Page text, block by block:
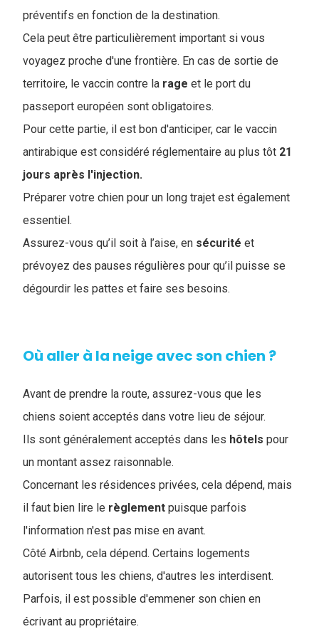
préventifs en fonction de la destination.
Cela peut être particulièrement important si vous
voyagez proche d'une frontière. En cas de sortie de
territoire, le vaccin contre la rage et le port du
passeport européen sont obligatoires.
Pour cette partie, il est bon d'anticiper, car le vaccin
antirabique est considéré réglementaire au plus tôt 21
jours après l'injection.
Préparer votre chien pour un long trajet est également
essentiel.
Assurez-vous qu’il soit à l’aise, en sécurité et
prévoyez des pauses régulières pour qu’il puisse se
dégourdir les pattes et faire ses besoins.
Où aller à la neige avec son chien ?
Avant de prendre la route, assurez-vous que les
chiens soient acceptés dans votre lieu de séjour.
Ils sont généralement acceptés dans les hôtels pour
un montant assez raisonnable.
Concernant les résidences privées, cela dépend, mais
il faut bien lire le règlement puisque parfois
l'information n'est pas mise en avant.
Côté Airbnb, cela dépend. Certains logements
autorisent tous les chiens, d'autres les interdisent.
Parfois, il est possible d'emmener son chien en
écrivant au propriétaire.